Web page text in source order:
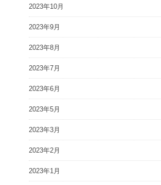
2023年10月
2023年9月
2023年8月
2023年7月
2023年6月
2023年5月
2023年3月
2023年2月
2023年1月